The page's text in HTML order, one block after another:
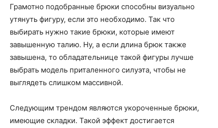
Грамотно подобранные брюки способны визуально
утянуть фигуру, если это необходимо. Так что
выбирать нужно такие брюки, которые имеют
завышенную талию. Ну, а если длина брюк также
завышена, то обладательнице такой фигуры лучше
выбрать модель приталенного силуэта, чтобы не
выглядеть слишком массивной.
Следующим трендом являются укороченные брюки,
имеющие складки. Такой эффект достигается